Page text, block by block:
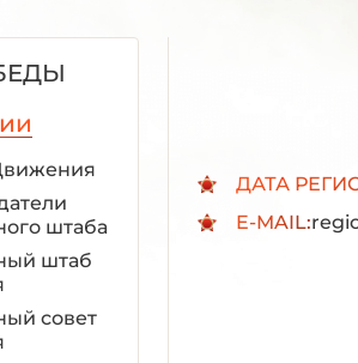
штаба
штаб
совет
ДАТА
E-MAIL: